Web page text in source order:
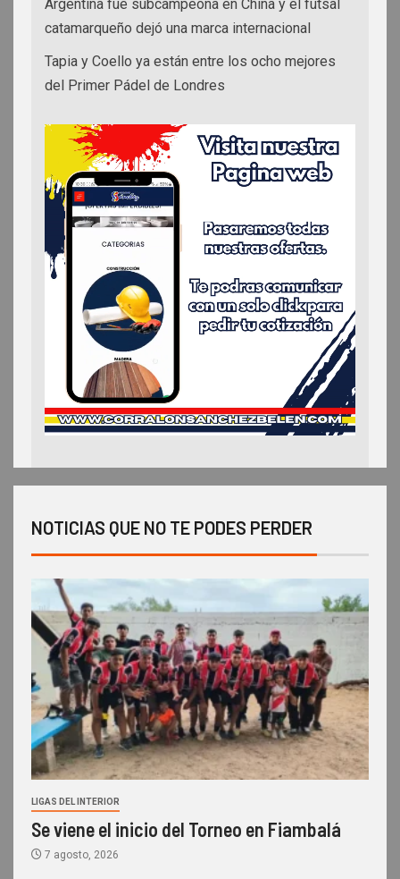
Argentina fue subcampeona en China y el futsal
catamarqueño dejó una marca internacional
Tapia y Coello ya están entre los ocho mejores
del Primer Pádel de Londres
NOTICIAS QUE NO TE PODES PERDER
LIGAS DEL INTERIOR
Se viene el inicio del Torneo en Fiambalá
7 agosto, 2026